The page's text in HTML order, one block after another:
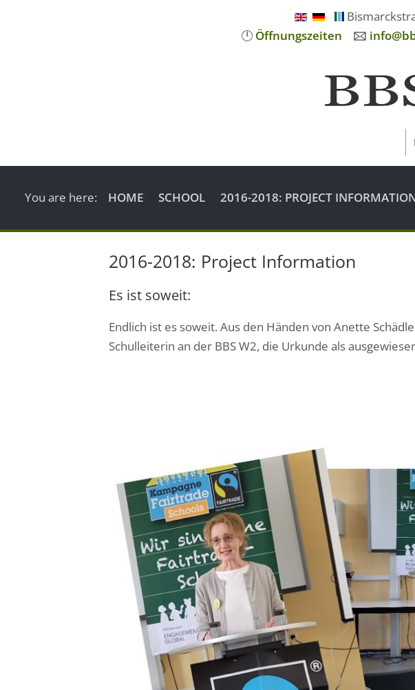
🕛Öffnungszeiten 🖂
You are here: HOME SCHOOL 2016-2018: PROJECT
2016-2018: Project Information
Es ist soweit:
Endlich ist es soweit. Aus den Händen von Anette
Schulleiterin an der BBS W2, die Urkunde als